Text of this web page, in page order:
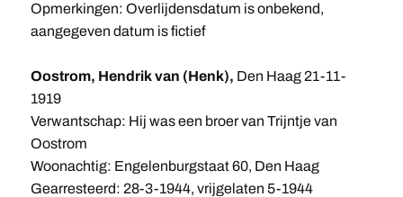
Opmerkingen: Overlijdensdatum is onbekend,
aangegeven datum is fictief
Oostrom, Hendrik van (Henk), Den Haag 21-11-
1919
Verwantschap: Hij was een broer van Trijntje van
Oostrom
Woonachtig: Engelenburgstaat 60, Den Haag
Gearresteerd: 28-3-1944, vrijgelaten 5-1944